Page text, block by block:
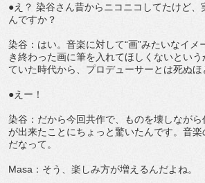
●え？ 染谷さん昔からニコニコしてたけど、
んですか？
染谷：はい。音楽に対して“画”みたいなイメ
き終わった画に筆を入れてほしくないとい
ていた時代から、プロデューサーとは死ぬほ
●えー！
染谷：だから今回共作で、ものを壊しなが
が出来たことにちょっと驚いたんです。音
だなって。
Masa：そう、楽しみ方が増えるんだよね。